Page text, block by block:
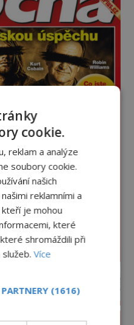
cookie.
reklam a analýze
soubory cookie.
našich
reklamními a
je mohou
které
shromáždili při
služeb.Více
(1616)